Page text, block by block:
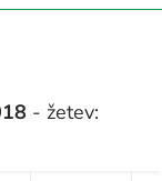
- žetev: